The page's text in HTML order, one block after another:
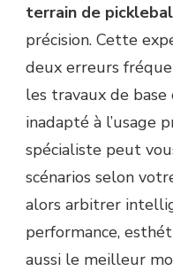
terrain de
précision. Cette
deux erreurs
les travaux de
inadapté à l’usage
spécialiste peut
scénarios selon
alors arbitrer
performance,
aussi le meilleur